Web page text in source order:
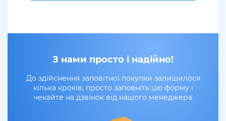
З нами просто і надійно!
До здійснення заповітної покупки залишилося
кілька кроків, просто заповніть цю форму і
чекайте на дзвінок від нашого менеджера